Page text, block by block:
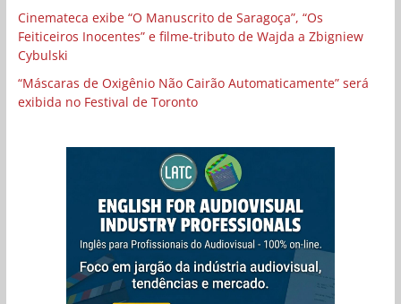
Cinemateca exibe “O Manuscrito de Saragoça”, “Os
Feiticeiros Inocentes” e filme-tributo de Wajda a Zbigniew
Cybulski
“Máscaras de Oxigênio Não Cairão Automaticamente” será
exibida no Festival de Toronto